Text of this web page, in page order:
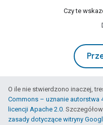
Czy te
O ile nie stwierdzono inaczej,
Commons – uznanie autorstwa
licencji Apache 2.0.
zasady dotyczące witryny